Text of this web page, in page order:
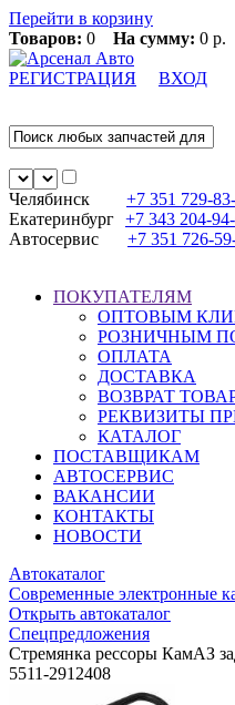
Перейти в корзину
Товаров: 0 На сумму: 0 р.
РЕГИСТРАЦИЯ ВХОД
Челябинск +7 351 729-
Екатеринбург +7 343 204-
Автосервис
+7 351 726-
ПОКУПАТЕЛЯМ
ОПТОВЫМ
РОЗНИЧНЫМ
ОПЛАТА
ДОСТАВКА
ВОЗВРАТ
РЕКВИЗИТЫ
КАТАЛОГ
ПОСТАВЩИКАМ
АВТОСЕРВИС
ВАКАНСИИ
КОНТАКТЫ
НОВОСТИ
Автокаталог
Современные электронные
Открыть автокаталог
Спецпредложения
Стремянка рессоры КамАЗ
5511-2912408